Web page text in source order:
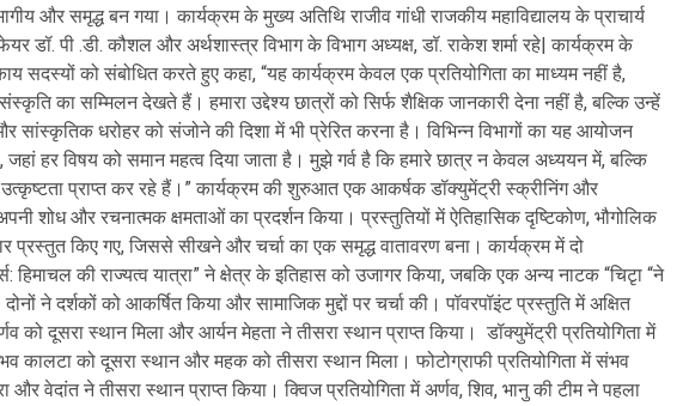
और समृद्ध बन गया। कार्यक्रम के मुख्य अतिथि राजीव गांधी राजकीय महाविद्यालय के प्राचार्य
डॉ. पी .डी. कौशल और अर्थशास्त्र विभाग के विभाग अध्यक्ष, डॉ. राकेश शर्मा रहे| कार्यक्रम के
सदस्यों को संबोधित करते हुए कहा, “यह कार्यक्रम केवल एक प्रतियोगिता का माध्यम नहीं है,
का सम्मिलन देखते हैं। हमारा उद्देश्य छात्रों को सिर्फ शैक्षिक जानकारी देना नहीं है, बल्कि उन्हें
धरोहर को संजोने की दिशा में भी प्रेरित करना है। विभिन्न विभागों का यह आयोजन
जहां हर विषय को समान महत्व दिया जाता है। मुझे गर्व है कि हमारे छात्र न केवल अध्ययन में, बल्कि
प्राप्त कर रहे हैं।” कार्यक्रम की शुरुआत एक आकर्षक डॉक्युमेंट्री स्क्रीनिंग और
शोध और रचनात्मक क्षमताओं का प्रदर्शन किया। प्रस्तुतियों में ऐतिहासिक दृष्टिकोण, भौगोलिक
प्रस्तुत किए गए, जिससे सीखने और चर्चा का एक समृद्ध वातावरण बना। कार्यक्रम में दो
हिमाचल की राज्यत्व यात्रा” ने क्षेत्र के इतिहास को उजागर किया, जबकि एक अन्य नाटक “चिटृा “ने
ने दर्शकों को आकर्षित किया और सामाजिक मुद्दों पर चर्चा की। पॉवरपॉइंट प्रस्तुति में अक्षित
को दूसरा स्थान मिला और आर्यन मेहता ने तीसरा स्थान प्राप्त किया। डॉक्युमेंट्री प्रतियोगिता में
कालटा को दूसरा स्थान और महक को तीसरा स्थान मिला। फोटोग्राफी प्रतियोगिता में संभव
वेदांत ने तीसरा स्थान प्राप्त किया। क्विज प्रतियोगिता में अर्णव, शिव, भानु की टीम ने पहला